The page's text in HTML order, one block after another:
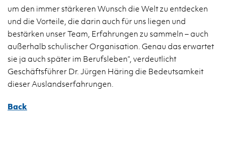
um den immer stärk­eren Wun­sch die Welt zu ent­decken
und die Vorteile, die darin auch für uns liegen und
bestärken unser Team, Er­fahrun­gen zu sam­meln – auch
außer­halb schulis­cher Or­gan­i­sa­tion. Genau das er­wartet
sie ja auch später im Beruf­sleben“, verdeut­licht
Geschäftsführer Dr. Jürgen Häring die Be­deut­samkeit
dieser Aus­land­ser­fahrun­gen.
Back